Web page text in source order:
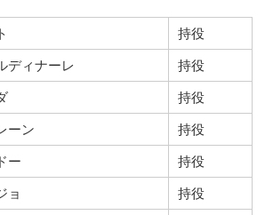
持役
ディナーレ
持役
持役
ーン
持役
ー
持役
ョ
持役